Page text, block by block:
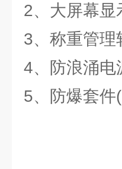
2、大屏幕显
3、称重管理
4、防浪涌电
5、防爆套